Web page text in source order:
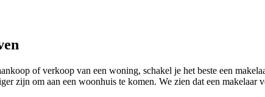
of verkoop van een woning, schakel je het beste een
zijn om aan een woonhuis te komen. We zien dat een